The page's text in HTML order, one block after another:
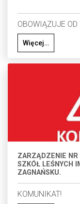
OBOWIĄZUJE
Więcej…
ZARZĄDZENIE
SZKÓŁ LEŚNYCH
ZAGNAŃSKU.
KOMUNIKAT!